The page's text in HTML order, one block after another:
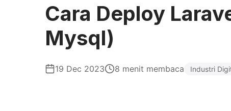
Cara Deploy
Mysql)
19 Dec 2023 8 menit membaca Industri